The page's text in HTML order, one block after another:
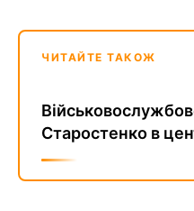
ЧИТАЙТЕ ТАКОЖ
Старостенко в